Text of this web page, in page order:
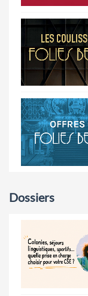
Dossiers